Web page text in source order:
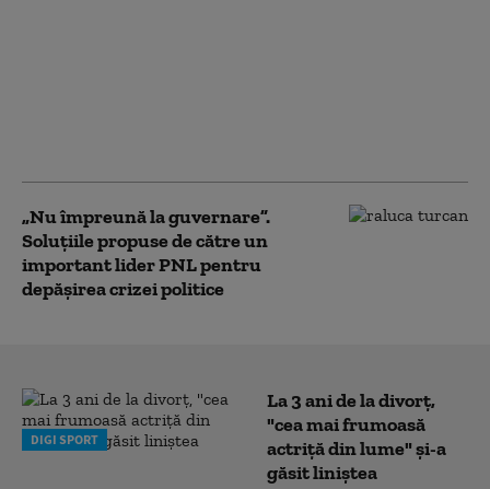
„Nu împreună la guvernare”.
Soluțiile propuse de către un
important lider PNL pentru
depășirea crizei politice
DIGI SPORT
La 3 ani de la divorț,
"cea mai frumoasă
actriță din lume" și-a
găsit liniștea